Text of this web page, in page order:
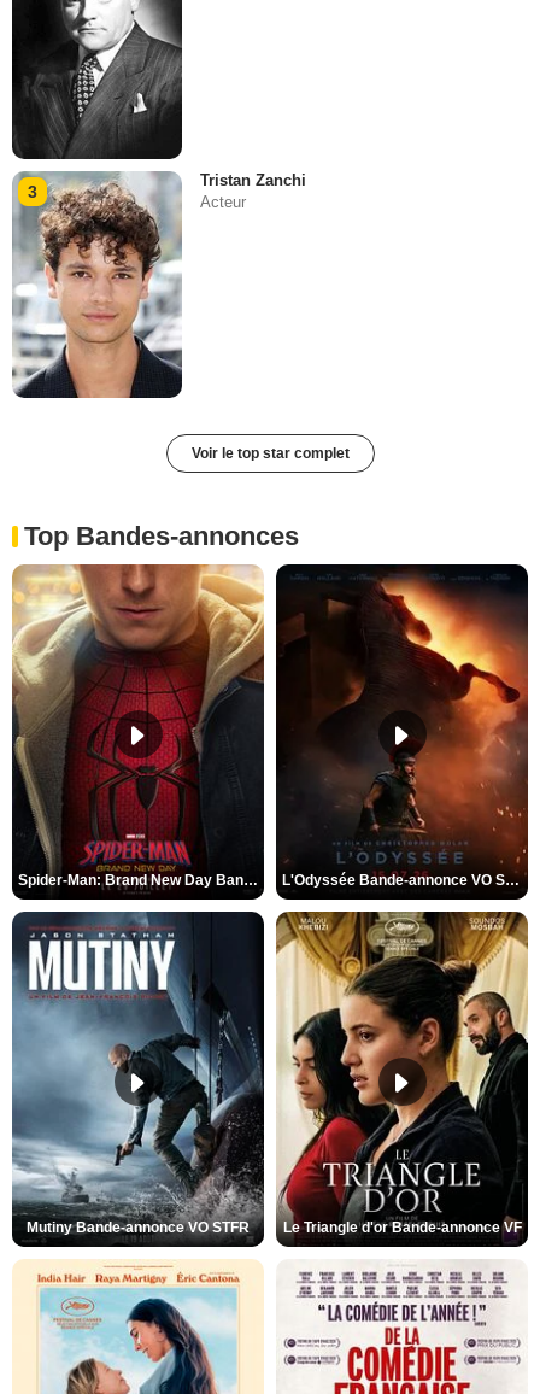
3
Tristan Zanchi
Acteur
Voir le top star complet
Top Bandes-annonces
Spider-Man: Brand New Day Bande-annonce VO STFR L'Odyssée Bande-annonce VO STFR
Mutiny Bande-annonce VO STFR Le Triangle d'or Bande-annonce VF